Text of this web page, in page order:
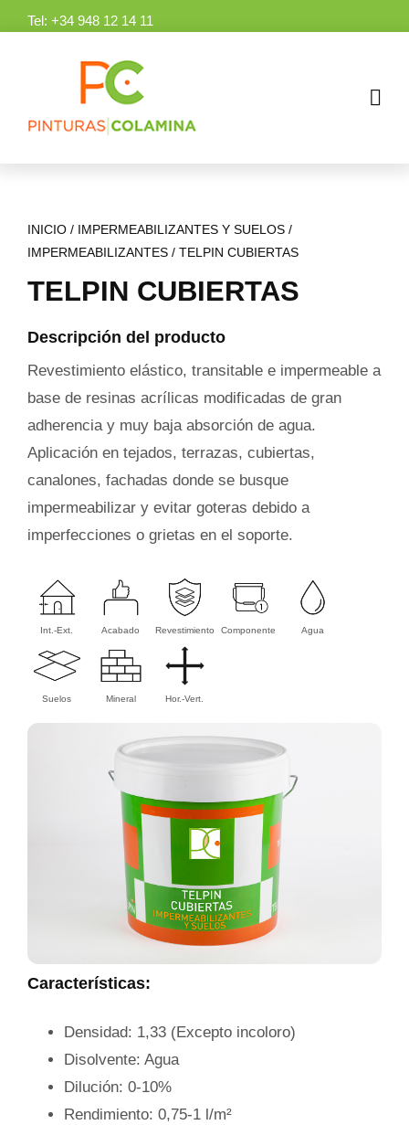
SkipTel: +34 948 12 14 11
INICIO/ IMPERMEABILIZANTES Y SUELOS/
IMPERMEABILIZANTES/ TELPIN CUBIERTAS
TELPIN CUBIERTAS
Descripción del producto
Revestimiento elástico, transitable e impermeable a
base de resinas acrílicas modificadas de gran
adherencia y muy baja absorción de agua.
Aplicación en tejados, terrazas, cubiertas,
canalones, fachadas donde se busque
impermeabilizar y evitar goteras debido a
imperfecciones o grietas en el soporte.
Int.-Ext. Acabado Revestimiento Componente Agua
Suelos Mineral Hor.-Vert.
Características:
Densidad: 1,33 (Excepto incoloro)
Disolvente: Agua
Dilución: 0-10%
Rendimiento: 0,75-1 l/m²